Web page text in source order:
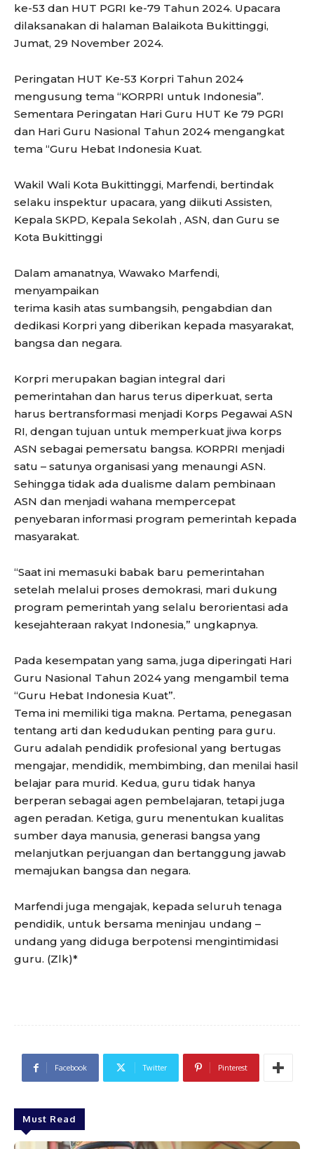
ke-53 dan HUT PGRI ke-79 Tahun 2024. Upacara
dilaksanakan di halaman Balaikota Bukittinggi,
Jumat, 29 November 2024.
Peringatan HUT Ke-53 Korpri Tahun 2024
mengusung tema “KORPRI untuk Indonesia”.
Sementara Peringatan Hari Guru HUT Ke 79 PGRI
dan Hari Guru Nasional Tahun 2024 mengangkat
tema “Guru Hebat Indonesia Kuat.
Wakil Wali Kota Bukittinggi, Marfendi, bertindak
selaku inspektur upacara, yang diikuti Assisten,
Kepala SKPD, Kepala Sekolah , ASN, dan Guru se
Kota Bukittinggi
Dalam amanatnya, Wawako Marfendi,
menyampaikan
terima kasih atas sumbangsih, pengabdian dan
dedikasi Korpri yang diberikan kepada masyarakat,
bangsa dan negara.
Korpri merupakan bagian integral dari
pemerintahan dan harus terus diperkuat, serta
harus bertransformasi menjadi Korps Pegawai ASN
RI, dengan tujuan untuk memperkuat jiwa korps
ASN sebagai pemersatu bangsa. KORPRI menjadi
satu – satunya organisasi yang menaungi ASN.
Sehingga tidak ada dualisme dalam pembinaan
ASN dan menjadi wahana mempercepat
penyebaran informasi program pemerintah kepada
masyarakat.
“Saat ini memasuki babak baru pemerintahan
setelah melalui proses demokrasi, mari dukung
program pemerintah yang selalu berorientasi ada
kesejahteraan rakyat Indonesia,” ungkapnya.
Pada kesempatan yang sama, juga diperingati Hari
Guru Nasional Tahun 2024 yang mengambil tema
“Guru Hebat Indonesia Kuat”.
Tema ini memiliki tiga makna. Pertama, penegasan
tentang arti dan kedudukan penting para guru.
Guru adalah pendidik profesional yang bertugas
mengajar, mendidik, membimbing, dan menilai hasil
belajar para murid. Kedua, guru tidak hanya
berperan sebagai agen pembelajaran, tetapi juga
agen peradan. Ketiga, guru menentukan kualitas
sumber daya manusia, generasi bangsa yang
melanjutkan perjuangan dan bertanggung jawab
memajukan bangsa dan negara.
Marfendi juga mengajak, kepada seluruh tenaga
pendidik, untuk bersama meninjau undang –
undang yang diduga berpotensi mengintimidasi
guru. (Zlk)*
Facebook Twitter Pinterest
Must Read